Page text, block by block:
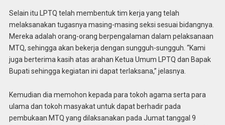
Selain itu LPTQ telah membentuk tim kerja yang telah
melaksanakan tugasnya masing-masing seksi sesuai bidangnya.
Mereka adalah orang-orang berpengalaman dalam pelaksanaan
MTQ, sehingga akan bekerja dengan sungguh-sungguh. “Kami
juga berterima kasih atas arahan Ketua Umum LPTQ dan Bapak
Bupati sehingga kegiatan ini dapat terlaksana,” jelasnya.
Kemudian dia memohon kepada para tokoh agama serta para
ulama dan tokoh masyakat untuk dapat berhadir pada
pembukaan MTQ yang dilaksanakan pada Jumat tanggal 9